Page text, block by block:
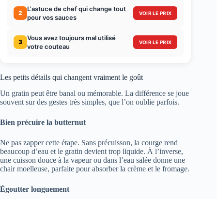
2
L'astuce de chef qui change tout
pour vos sauces
VOIR LE PRIX
3
Vous avez toujours mal utilisé
votre couteau
VOIR LE PRIX
Les petits détails qui changent vraiment le goût
Un gratin peut être banal ou mémorable. La différence se joue
souvent sur des gestes très simples, que l’on oublie parfois.
Bien précuire la butternut
Ne pas zapper cette étape. Sans précuisson, la courge rend
beaucoup d’eau et le gratin devient trop liquide. À l’inverse,
une cuisson douce à la vapeur ou dans l’eau salée donne une
chair moelleuse, parfaite pour absorber la crème et le fromage.
Égoutter longuement